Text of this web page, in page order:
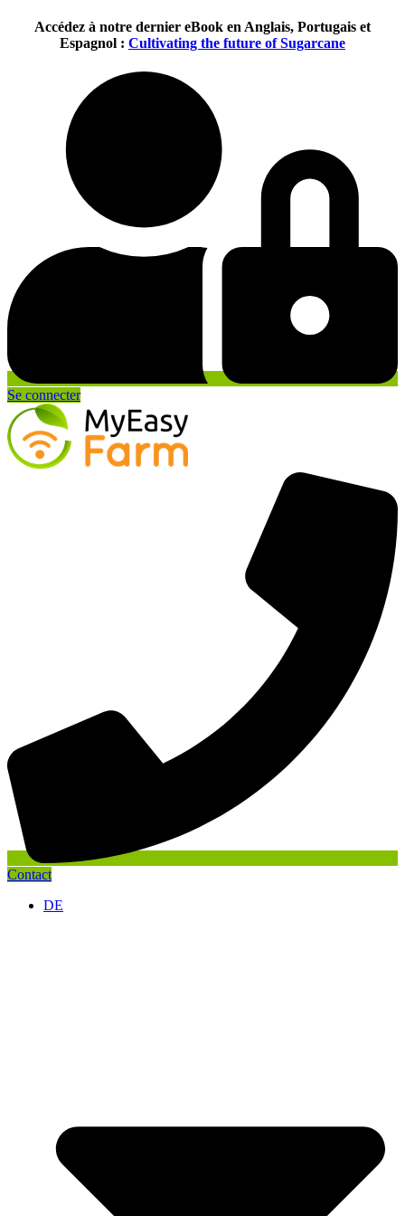
Accédez à notre dernier eBook en Anglais, Portugais et
Espagnol : Cultivating the future of Sugarcane
Se connecter
Contact
DE